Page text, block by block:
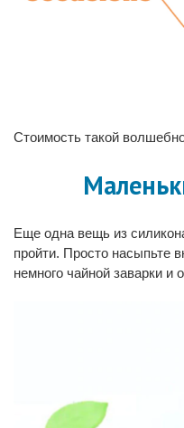
Стоимость такой
Еще одна вещь из
пройти. Просто насыпьте
немного чайной заварки и